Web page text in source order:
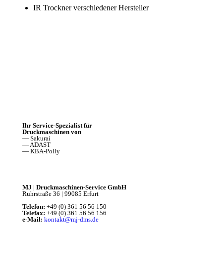
IR Trockner verschiedener Hersteller
Ihr Service-Spezialist für
Druckmaschinen von
— Sakurai
— ADAST
— KBA-Polly
MJ | Druckmaschinen-Service GmbH
Ruhrstraße 36 | 99085 Erfurt
Telefon: +49 (0) 361 56 56 150
Telefax: +49 (0) 361 56 56 156
e-Mail: kontakt@mj-dms.de